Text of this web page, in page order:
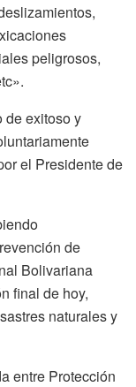
peligrosos,
de exitoso y
el Presidente de
de
Bolivariana
final de hoy,
naturales y
entre Protección